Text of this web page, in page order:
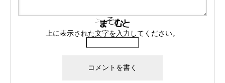
上に表示された文字を入力してください。